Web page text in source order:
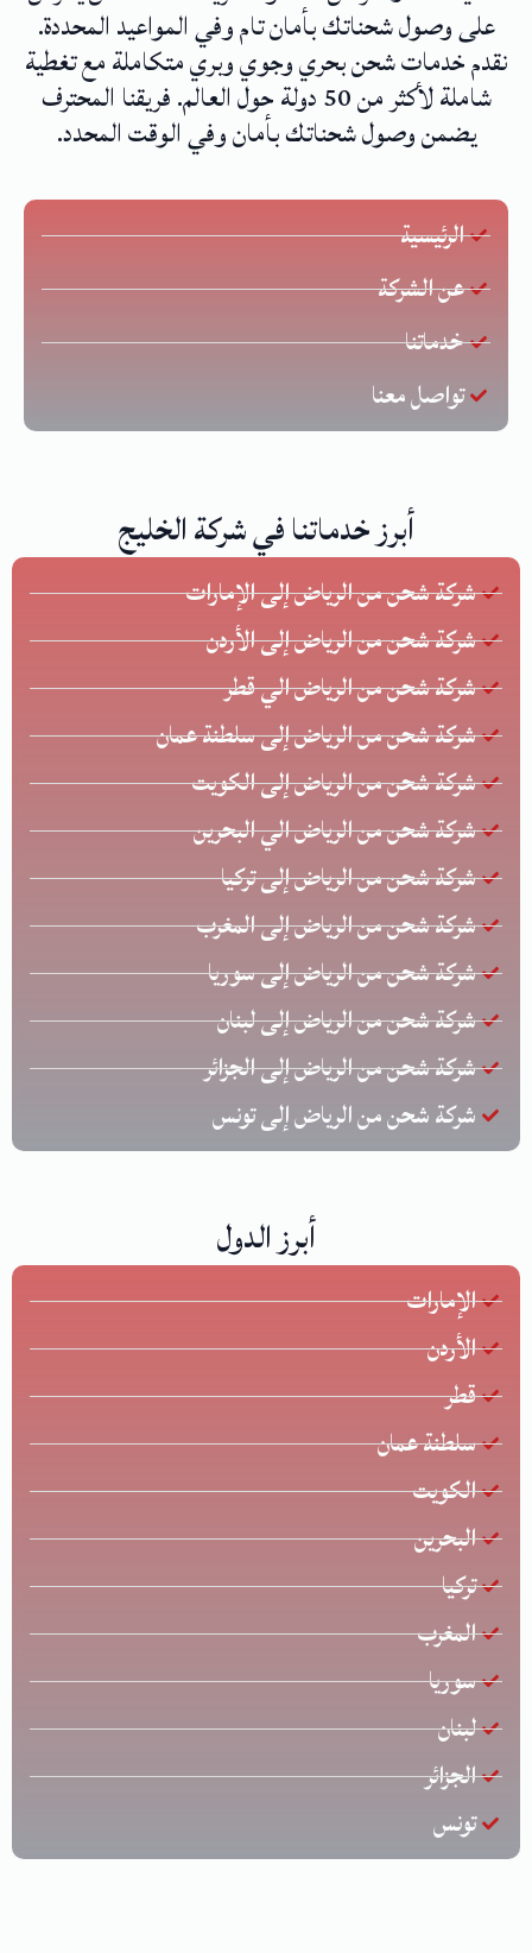
على وصول شحناتك بأمان تام وفي المواعيد المحددة.
نقدم خدمات شحن بحري وجوي وبري متكاملة مع تغطية
شاملة لأكثر من 50 دولة حول العالم. فريقنا المحترف
يضمن وصول شحناتك بأمان وفي الوقت المحدد.
الرئيسية
عن الشركة
خدماتنا
تواصل معنا
أبرز خدماتنا في شركة الخليج
شركة شحن من الرياض إلى الإمارات
شركة شحن من الرياض إلى الأردن
شركة شحن من الرياض الي قطر
شركة شحن من الرياض إلى سلطنة عمان
شركة شحن من الرياض إلى الكويت
شركة شحن من الرياض الي البحرين
شركة شحن من الرياض إلى تركيا
شركة شحن من الرياض إلى المغرب
شركة شحن من الرياض إلى سوريا
شركة شحن من الرياض إلى لبنان
شركة شحن من الرياض إلى الجزائر
شركة شحن من الرياض إلى تونس
أبرز الدول
الإمارات
الأردن
قطر
سلطنة عمان
الكويت
البحرين
تركيا
المغرب
سوريا
لبنان
الجزائر
تونس